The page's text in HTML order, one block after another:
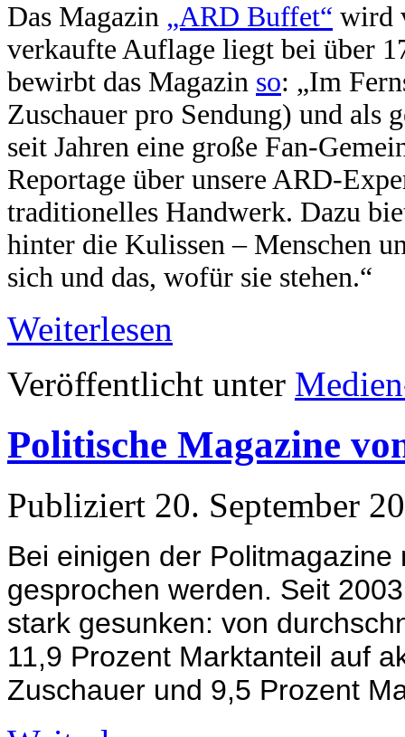
Das Magazin „ARD Buffet“ wird
verkaufte Auflage liegt bei über
bewirbt das Magazin so: „Im
Zuschauer pro Sendung) und als
seit Jahren eine große Fan-
Reportage über unsere ARD-
traditionelles Handwerk. Dazu
hinter die Kulissen – Menschen
sich und das, wofür sie stehen.“
Weiterlesen
Veröffentlicht unter
Politische Magazine
Publiziert 20. September
Bei einigen der
gesprochen werden. Seit
stark gesunken: von
11,9 Prozent Marktanteil auf
Zuschauer und 9,5 Prozent